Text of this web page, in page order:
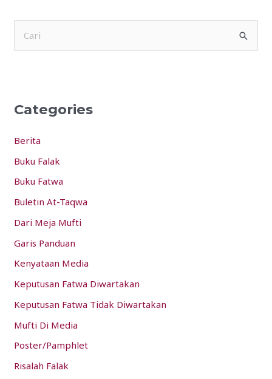
c
f
o
r
:
Categories
Berita
Buku Falak
Buku Fatwa
Buletin At-Taqwa
Dari Meja Mufti
Garis Panduan
Kenyataan Media
Keputusan Fatwa Diwartakan
Keputusan Fatwa Tidak Diwartakan
Mufti Di Media
Poster/Pamphlet
Risalah Falak